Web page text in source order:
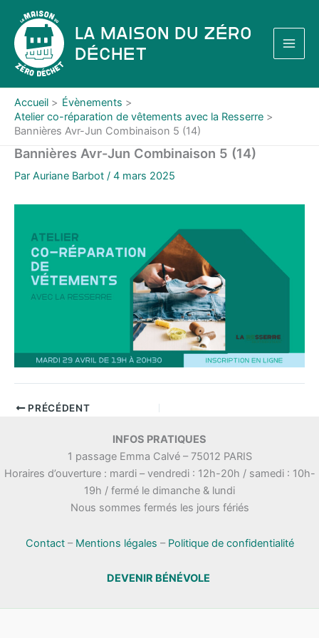
contenu
La Maison du Zéro
Déchet
Accueil
Évènements
Atelier co-réparation de vêtements avec la Resserre
Bannières Avr-Jun Combinaison 5 (14)
Bannières Avr-Jun Combinaison 5 (14)
Par Auriane Barbot / 4 mars 2025
PRÉCÉDENT
INFOS PRATIQUES
1 passage Emma Calvé – 75012 PARIS
Horaires d’ouverture : mardi – vendredi : 12h-20h / samedi : 10h-
19h / fermé le dimanche & lundi
Nous sommes fermés les jours fériés
Contact– Mentions légales – Politique de confidentialité
DEVENIR BÉNÉVOLE